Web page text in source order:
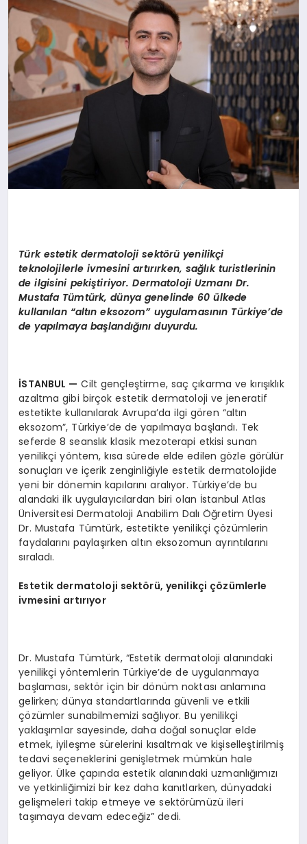
KIMDIR?
HESAPLAMALAR
Türk estetik dermatoloji sektörü yenilikçi
teknolojilerle ivmesini artırırken, sağlık turistlerinin
de ilgisini pekiştiriyor. Dermatoloji Uzmanı Dr.
Mustafa Tümtürk, dünya genelinde 60 ülkede
kullanılan “altın eksozom” uygulamasının Türkiye’de
de yapılmaya başlandığını duyurdu.
İSTANBUL — Cilt gençleştirme, saç çıkarma ve kırışıklık
azaltma gibi birçok estetik dermatoloji ve jeneratif
estetikte kullanılarak Avrupa’da ilgi gören “altın
eksozom”, Türkiye’de de yapılmaya başlandı. Tek
seferde 8 seanslık klasik mezoterapi etkisi sunan
yenilikçi yöntem, kısa sürede elde edilen gözle görülür
sonuçları ve içerik zenginliğiyle estetik dermatolojide
yeni bir dönemin kapılarını aralıyor. Türkiye’de bu
alandaki ilk uygulayıcılardan biri olan İstanbul Atlas
Üniversitesi Dermatoloji Anabilim Dalı Öğretim Üyesi
Dr. Mustafa Tümtürk, estetikte yenilikçi çözümlerin
faydalarını paylaşırken altın eksozomun ayrıntılarını
sıraladı.
Estetik dermatoloji sektörü, yenilikçi çözümlerle
ivmesini artırıyor
Dr. Mustafa Tümtürk, “Estetik dermatoloji alanındaki
yenilikçi yöntemlerin Türkiye’de de uygulanmaya
başlaması, sektör için bir dönüm noktası anlamına
gelirken; dünya standartlarında güvenli ve etkili
çözümler sunabilmemizi sağlıyor. Bu yenilikçi
yaklaşımlar sayesinde, daha doğal sonuçlar elde
etmek, iyileşme sürelerini kısaltmak ve kişiselleştirilmiş
tedavi seçeneklerini genişletmek mümkün hale
geliyor. Ülke çapında estetik alanındaki uzmanlığımızı
ve yetkinliğimizi bir kez daha kanıtlarken, dünyadaki
gelişmeleri takip etmeye ve sektörümüzü ileri
taşımaya devam edeceğiz” dedi.